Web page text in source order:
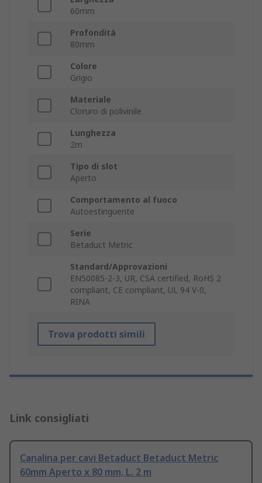
60mm
Profondità
80mm
Colore
Grigio
Materiale
Cloruro di polivinile
Lunghezza
2m
Tipo di slot
Aperto
Comportamento al fuoco
Autoestinguente
Serie
Betaduct Metric
Standard/Approvazioni
EN50085-2-3, UR, CSA certified, RoHS 2
compliant, CE compliant, UL 94 V-0,
RINA
Trova prodotti simili
Link consigliati
Canalina per cavi Betaduct Betaduct Metric
60mm Aperto x 80 mm, L. 2 m